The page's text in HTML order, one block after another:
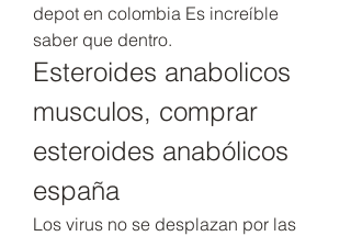
depot en colombia Es increíble
saber que dentro.
Esteroides anabolicos
musculos, comprar
esteroides anabólicos
españa
Los virus no se desplazan por las